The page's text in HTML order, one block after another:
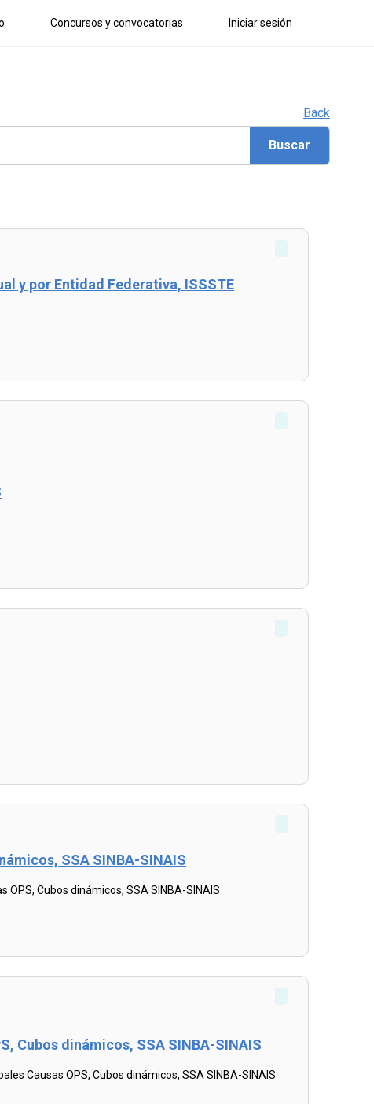
Concursos y convocatorias Iniciar sesión
Back
y por Entidad Federativa, ISSSTE
SSA SINBA-SINAIS
Cubos dinámicos, SSA SINBA-SINAIS
Cubos dinámicos, SSA SINBA-SINAIS
Causas OPS, Cubos dinámicos, SSA SINBA-SINAIS